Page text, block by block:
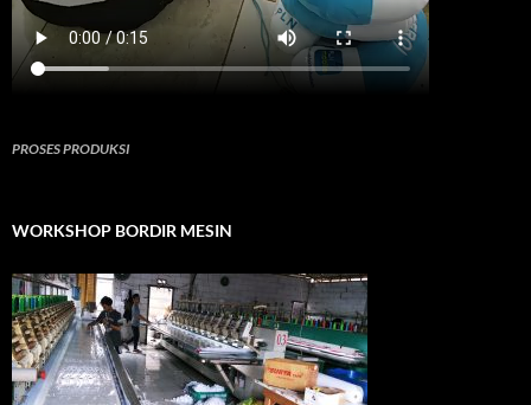
PROSES PRODUKSI
WORKSHOP BORDIR MESIN